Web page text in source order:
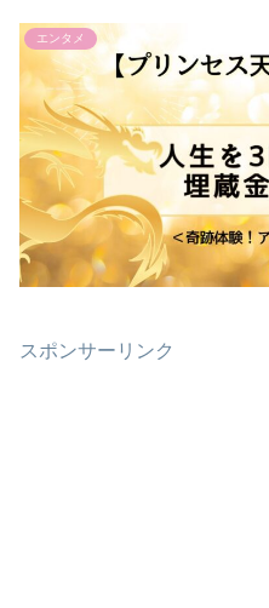
エンタメ
スポンサーリンク